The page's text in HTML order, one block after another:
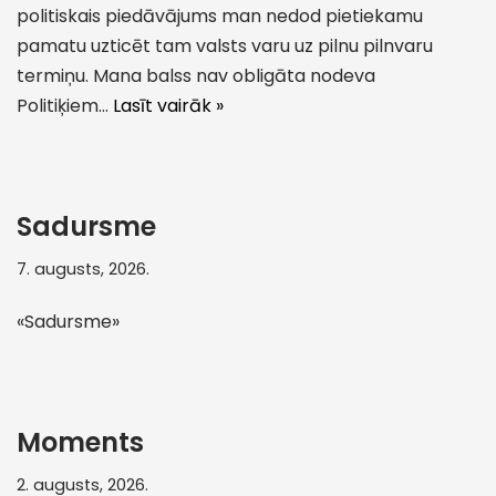
politiskais piedāvājums man nedod pietiekamu
pamatu uzticēt tam valsts varu uz pilnu pilnvaru
termiņu. Mana balss nav obligāta nodeva
Politiķiem… Lasīt vairāk »
Sadursme
7. augusts, 2026.
«Sadursme»
Moments
2. augusts, 2026.